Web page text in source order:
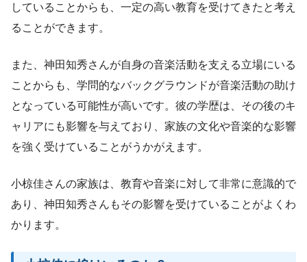
していることからも、一定の高い教育を受けてきたと考え
ることができます。
また、神田知秀さんが自身の音楽活動を支える立場にいる
ことからも、学問的なバックグラウンドが音楽活動の助け
となっている可能性が高いです。彼の学歴は、その後のキ
ャリアにも影響を与えており、家族の文化や音楽的な影響
を強く受けていることがうかがえます。
小椋佳さんの家族は、教育や音楽に対して非常に意識的で
あり、神田知秀さんもその影響を受けていることがよくわ
かります。